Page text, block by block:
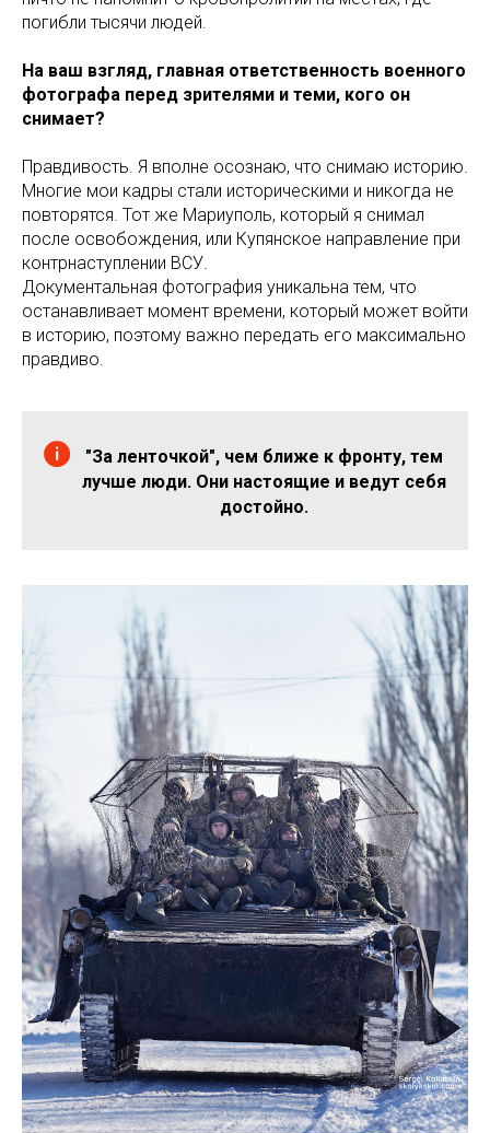
погибли тысячи людей.
На ваш взгляд, главная ответственность военного
фотографа перед зрителями и теми, кого он
снимает?
Правдивость. Я вполне осознаю, что снимаю историю.
Многие мои кадры стали историческими и никогда не
повторятся. Тот же Мариуполь, который я снимал
после освобождения, или Купянское направление при
контрнаступлении ВСУ.
Документальная фотография уникальна тем, что
останавливает момент времени, который может войти
в историю, поэтому важно передать его максимально
правдиво.
"За ленточкой", чем ближе к фронту, тем
лучше люди. Они настоящие и ведут себя
достойно.